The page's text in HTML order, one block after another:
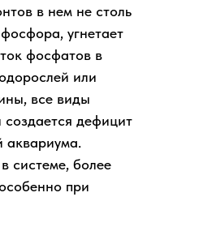
в нем не столь
угнетает
фосфатов в
или
все виды
создается дефицит
аквариума.
системе, более
при